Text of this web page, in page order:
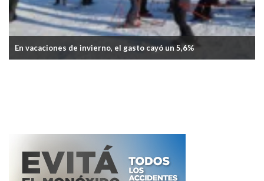
La inflación de junio fue del 1,9%